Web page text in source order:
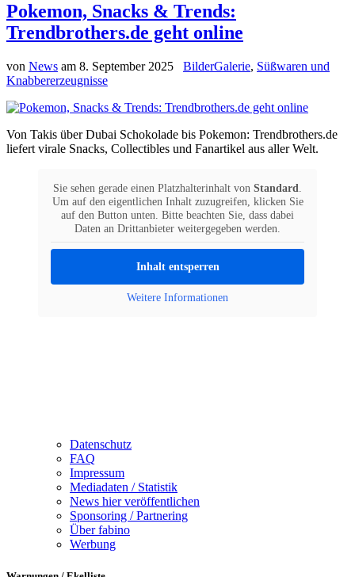
Pokemon, Snacks & Trends:
Trendbrothers.de geht online
von News am 8. September 2025 BilderGalerie, Süßwaren und
Knabbererzeugnisse
Von Takis über Dubai Schokolade bis Pokemon: Trendbrothers.de
liefert virale Snacks, Collectibles und Fanartikel aus aller Welt.
Sie sehen gerade einen Platzhalterinhalt von Standard.
Um auf den eigentlichen Inhalt zuzugreifen, klicken Sie
auf den Button unten. Bitte beachten Sie, dass dabei
Daten an Drittanbieter weitergegeben werden.
Inhalt entsperren
Weitere Informationen
Datenschutz
FAQ
Impressum
Mediadaten / Statistik
News hier veröffentlichen
Sponsoring / Partnering
Über fabino
Werbung